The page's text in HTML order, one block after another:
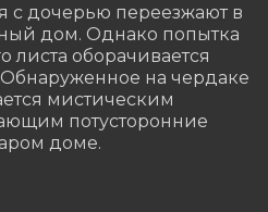
с дочерью переезжают в
дом. Однако попытка
листа оборачивается
на чердаке
мистическим
потусторонние
доме.